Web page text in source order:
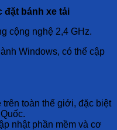
đặt bánh xe tải
cộng nghệ 2,4 GHz.
Windows, có thể cập
toàn thế giới, đặc biệt
nhật phần mềm và cơ